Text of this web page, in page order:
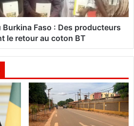
Faso : Des producteurs
le retour au coton BT